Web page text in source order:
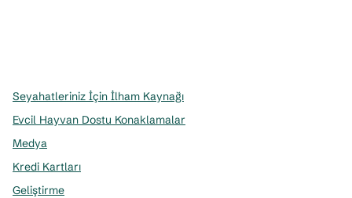
Seyahatleriniz İçin İlham Kaynağı
Evcil Hayvan Dostu Konaklamalar
Medya
Kredi Kartları
Geliştirme